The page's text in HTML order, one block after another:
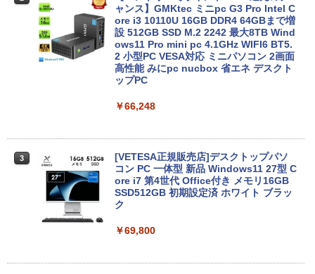
ャンス】GMKtec ミニpc G3 Pro Intel C
ore i3 10110U 16GB DDR4 64GBまで増
設 512GB SSD M.2 2242 最大8TB Wind
ows11 Pro mini pc 4.1GHz WIFI6 BT5.
2 小型PC VESA対応 ミニパソコン 2画面
高性能 みにpc nucbox 省エネ デスクト
ップPC
￥66,248
3
[VETESA正規販売店]デスクトップパソ
コン PC 一体型 新品 Windows11 27型 C
ore i7 第4世代 Office付き メモリ16GB
SSD512GB 初期設定済 ホワイト ブラッ
ク
￥69,800